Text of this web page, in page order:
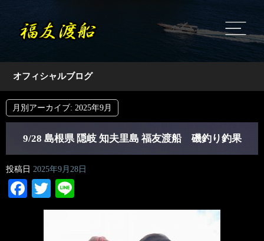
オフィシャルブログ
月別アーカイブ: 2025年9月
9/28 島根県 隠岐 知夫里島 福友渡船 磯釣り釣果
投稿日 2025年9月28日
Facebook
Twitter